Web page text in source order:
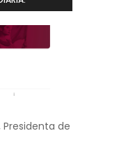
Presidenta de